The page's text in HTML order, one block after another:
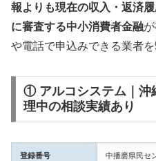
報よりも現在の収入・返済
に審査する中小消費者金融
や電話で申込みできる業者を
① アルコシステム｜沖
理中の相談実績あり
登録番号 中播磨県民セ